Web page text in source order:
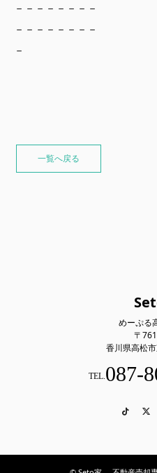
－－－－－－－－
－－－－－－－－
－
一覧へ戻る
めーぷる
〒
香川県高松
TEL.087-
TikTok